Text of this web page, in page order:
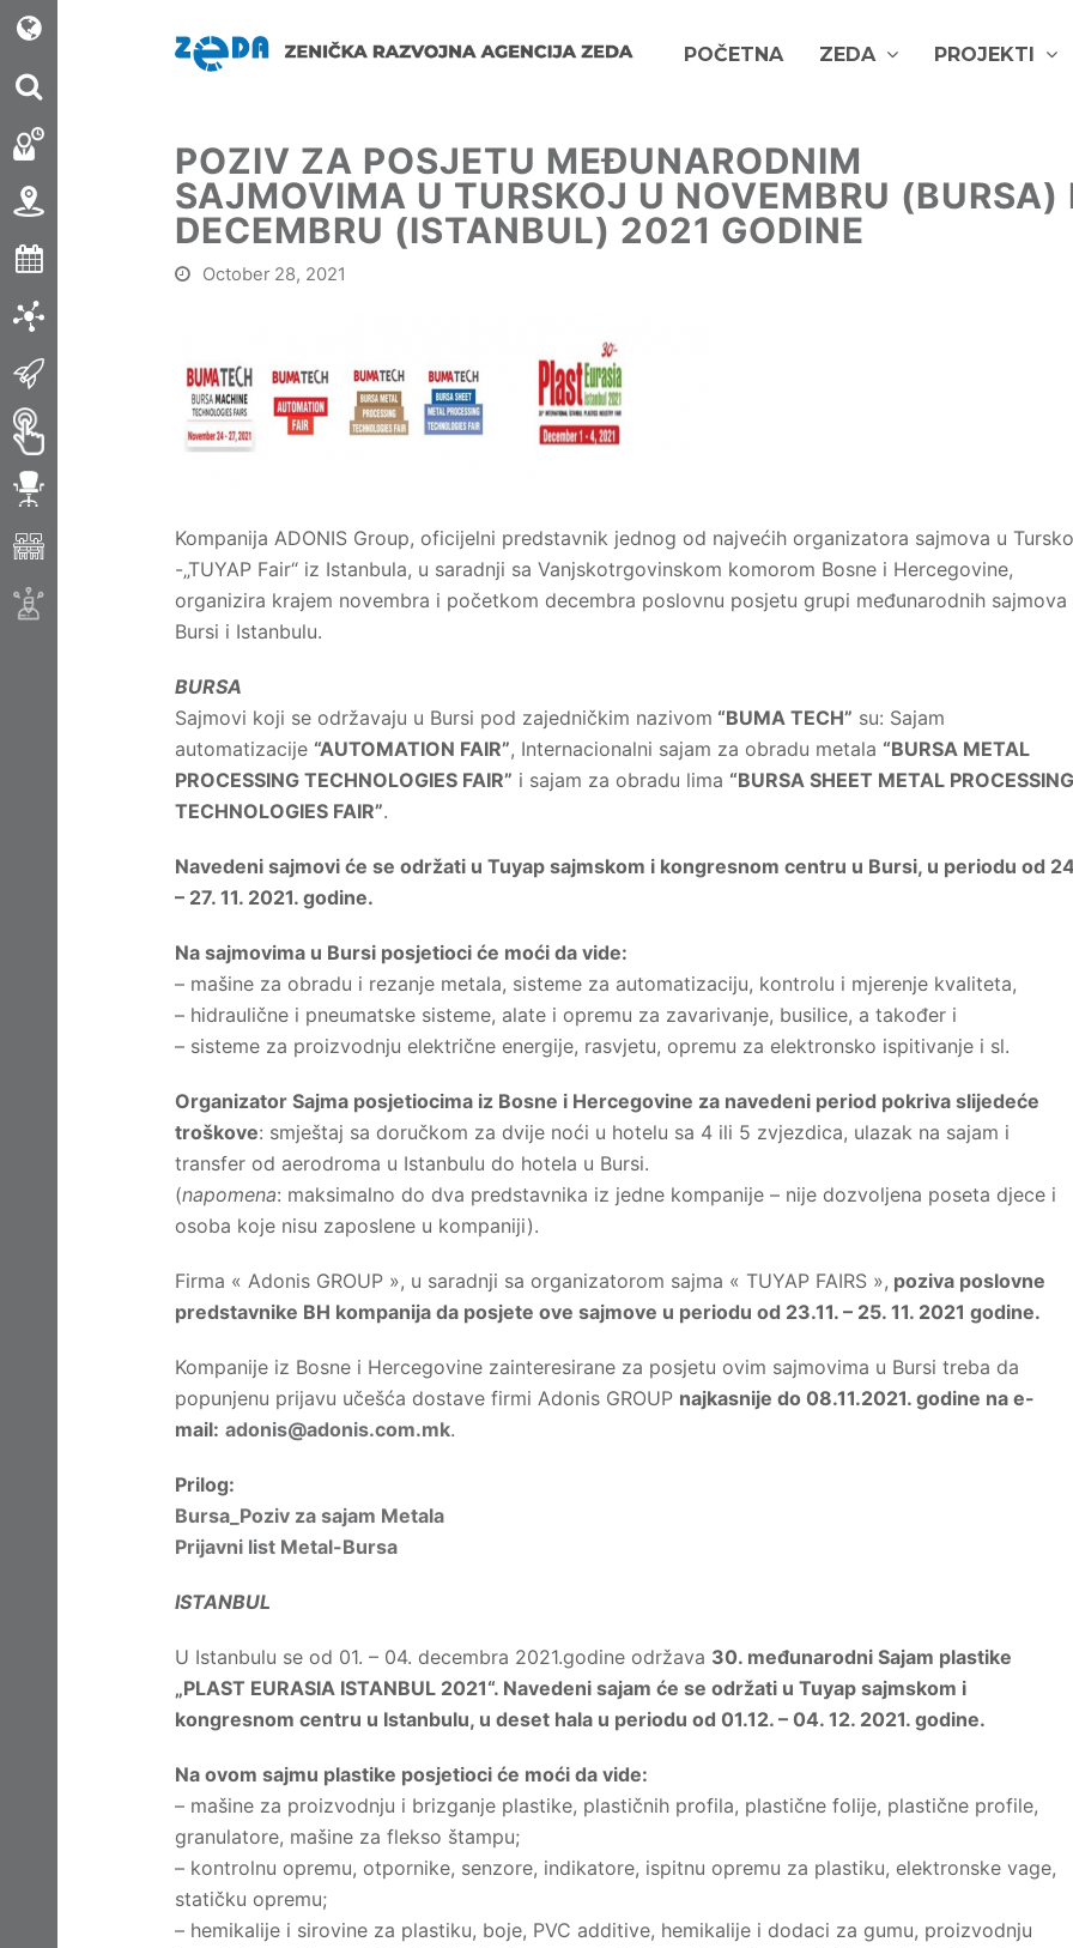
POČETNA ZEDA PROJEKTI
POZIV ZA POSJETU MEĐUNARODNIM
SAJMOVIMA U TURSKOJ U NOVEMBRU (BURSA)
DECEMBRU (ISTANBUL) 2021 GODINE
October 28, 2021
Kompanija ADONIS Group, oficijelni predstavnik jednog od najvećih organizatora sajmova u
-„TUYAP Fair“ iz Istanbula, u saradnji sa Vanjskotrgovinskom komorom Bosne i Hercegovine,
organizira krajem novembra i početkom decembra poslovnu posjetu grupi međunarodnih sajmova
Bursi i Istanbulu.
BURSA
Sajmovi koji se održavaju u Bursi pod zajedničkim nazivom “BUMA TECH” su: Sajam
automatizacije “AUTOMATION FAIR”, Internacionalni sajam za obradu metala “BURSA METAL
PROCESSING TECHNOLOGIES FAIR” i sajam za obradu lima “BURSA SHEET METAL PROCESSING
TECHNOLOGIES FAIR”.
Navedeni sajmovi će se održati u Tuyap sajmskom i kongresnom centru u Bursi, u periodu od
– 27. 11. 2021. godine.
Na sajmovima u Bursi posjetioci će moći da vide:
– mašine za obradu i rezanje metala, sisteme za automatizaciju, kontrolu i mjerenje kvaliteta,
– hidraulične i pneumatske sisteme, alate i opremu za zavarivanje, busilice, a također i
– sisteme za proizvodnju električne energije, rasvjetu, opremu za elektronsko ispitivanje i sl.
Organizator Sajma posjetiocima iz Bosne i Hercegovine za navedeni period pokriva slijedeće
troškove: smještaj sa doručkom za dvije noći u hotelu sa 4 ili 5 zvjezdica, ulazak na sajam i
transfer od aerodroma u Istanbulu do hotela u Bursi.
(napomena: maksimalno do dva predstavnika iz jedne kompanije – nije dozvoljena poseta djece i
osoba koje nisu zaposlene u kompaniji).
Firma « Adonis GROUP », u saradnji sa organizatorom sajma « TUYAP FAIRS », poziva poslovne
predstavnike BH kompanija da posjete ove sajmove u periodu od 23.11. – 25. 11. 2021 godine.
Kompanije iz Bosne i Hercegovine zainteresirane za posjetu ovim sajmovima u Bursi treba da
popunjenu prijavu učešća dostave firmi Adonis GROUP najkasnije do 08.11.2021. godine na e-
mail: adonis@adonis.com.mk.
Prilog:
Bursa_Poziv za sajam Metala
Prijavni list Metal-Bursa
ISTANBUL
U Istanbulu se od 01. – 04. decembra 2021.godine održava 30. međunarodni Sajam plastike
„PLAST EURASIA ISTANBUL 2021“. Navedeni sajam će se održati u Tuyap sajmskom i
kongresnom centru u Istanbulu, u deset hala u periodu od 01.12. – 04. 12. 2021. godine.
Na ovom sajmu plastike posjetioci će moći da vide:
– mašine za proizvodnju i brizganje plastike, plastičnih profila, plastične folije, plastične profile,
granulatore, mašine za flekso štampu;
– kontrolnu opremu, otpornike, senzore, indikatore, ispitnu opremu za plastiku, elektronske vage,
statičku opremu;
– hemikalije i sirovine za plastiku, boje, PVC additive, hemikalije i dodaci za gumu, proizvodnju